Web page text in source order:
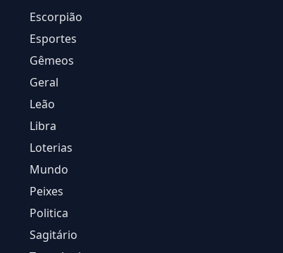
Escorpião
Esportes
Gêmeos
Geral
Leão
Libra
Loterias
Mundo
Peixes
Politica
Sagitário